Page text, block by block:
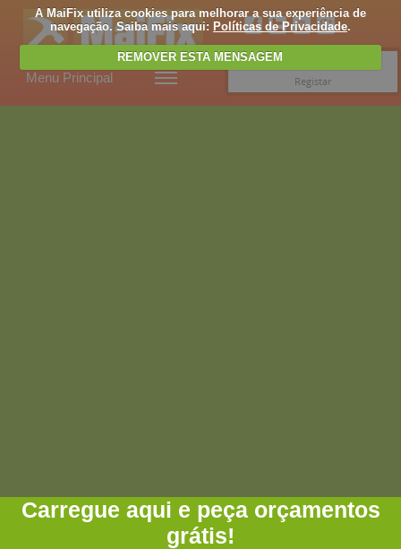
A MaiFix utiliza cookies para melhorar a sua experiência de
navegação. Saiba mais aqui: Políticas de Privacidade.
REMOVER ESTA MENSAGEM
Menu Principal
Registar
Carregue aqui e peça orçamentos
grátis!